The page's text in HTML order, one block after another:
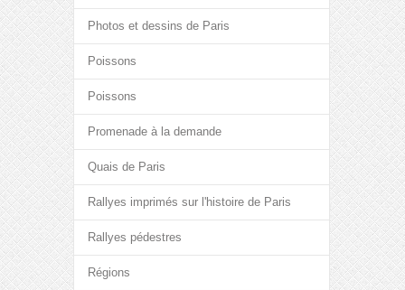
Photos et dessins de Paris
Poissons
Poissons
Promenade à la demande
Quais de Paris
Rallyes imprimés sur l'histoire de Paris
Rallyes pédestres
Régions